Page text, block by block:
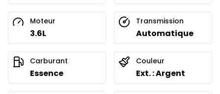
Moteur
3.6L
Transmission
Automatique
Carburant
Essence
Couleur
Ext. : Argent